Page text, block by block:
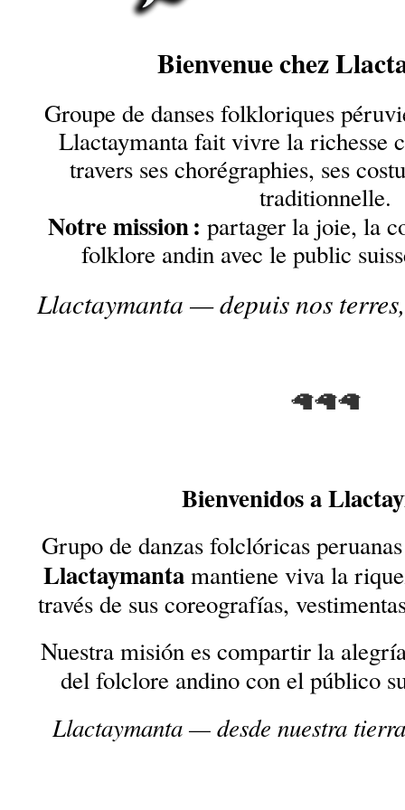
Bienvenue chez
Groupe de danses folkloriques
Llactaymanta fait vivre la richesse
travers ses chorégraphies, ses
traditionnelle.
Notre mission : partager la joie, la
folklore andin avec le public
Llactaymanta — depuis nos
🦙🦙🦙
Bienvenidos a
Grupo de danzas folclóricas
Llactaymantamantiene viva la
través de sus coreografías,
Nuestra misión es compartir la
del folclore andino con el público
Llactaymanta — desde nuestra